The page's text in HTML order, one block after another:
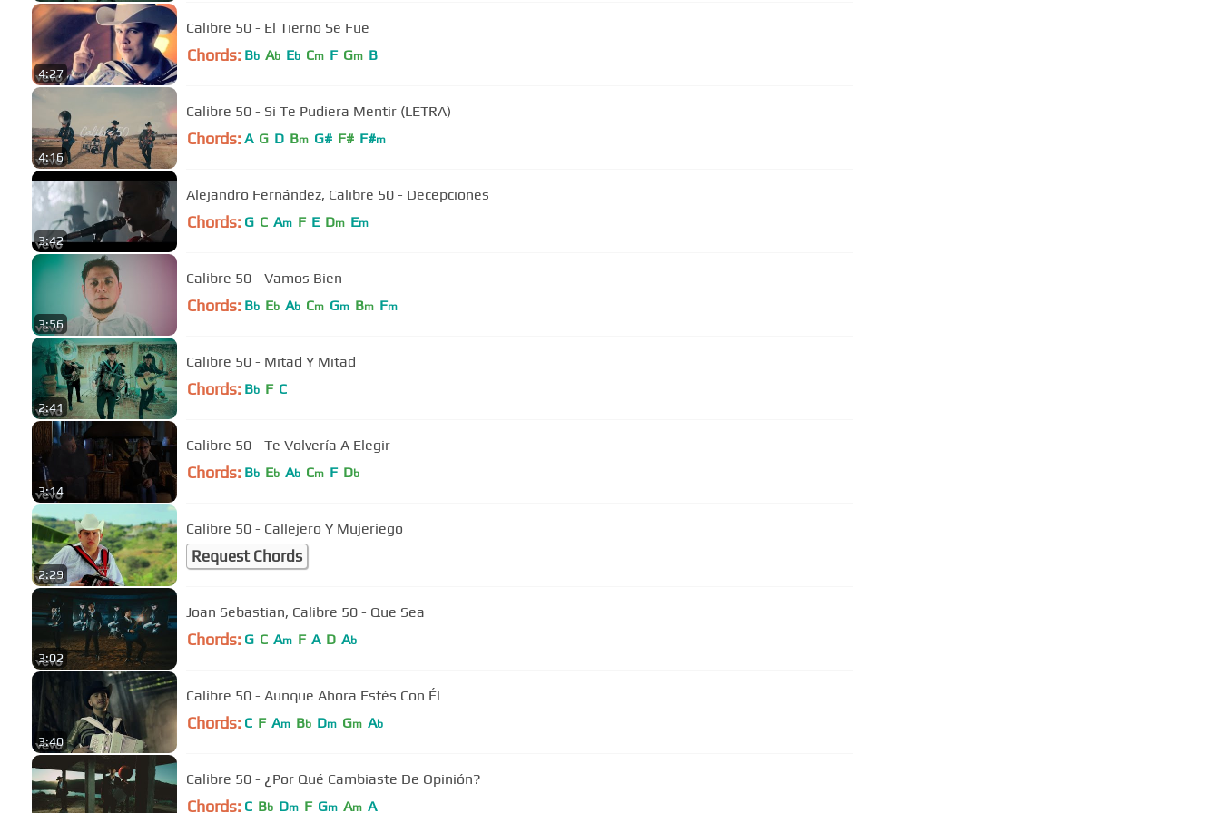
4:27
Calibre 50 - El Tierno Se Fue
Chords: Bb Ab Eb Cm F Gm B
4:16
Calibre 50 - Si Te Pudiera Mentir (LETRA)
Chords: A G D Bm G# F# F#m
3:42
Alejandro Fernández, Calibre 50 - Decepciones
Chords: G C Am F E Dm Em
3:56
Calibre 50 - Vamos Bien
Chords: Bb Eb Ab Cm Gm Bm Fm
2:41
Calibre 50 - Mitad Y Mitad
Chords: Bb F C
3:14
Calibre 50 - Te Volvería A Elegir
Chords: Bb Eb Ab Cm F Db
2:29
Calibre 50 - Callejero Y Mujeriego
Request Chords
3:02
Joan Sebastian, Calibre 50 - Que Sea
Chords: G C Am F A D Ab
3:40
Calibre 50 - Aunque Ahora Estés Con Él
Chords: C F Am Bb Dm Gm Ab
Calibre 50 - ¿Por Qué Cambiaste De Opinión?
Chords: C Bb Dm F Gm Am A